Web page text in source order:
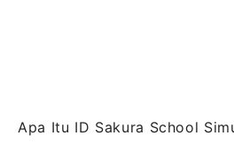
Apa Itu ID Sakura School